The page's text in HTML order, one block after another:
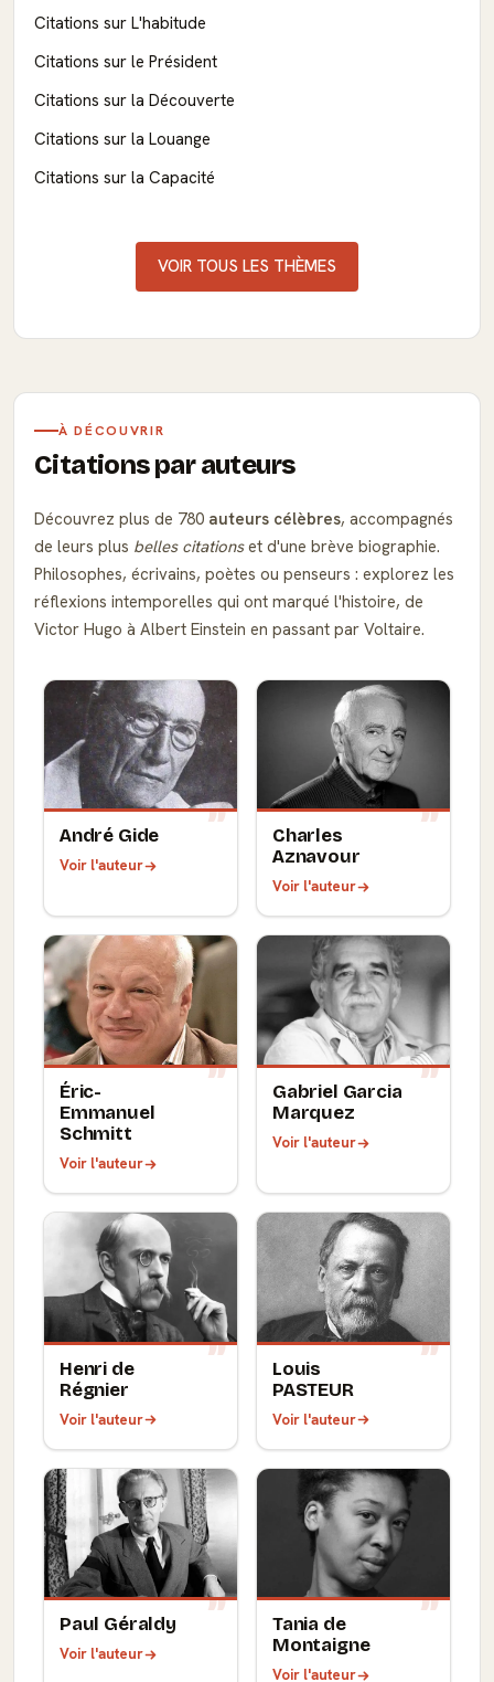
Citations sur L'habitude
Citations sur le Président
Citations sur la Découverte
Citations sur la Louange
Citations sur la Capacité
VOIR TOUS LES THÈMES
À DÉCOUVRIR
Citations par auteurs
Découvrez plus de 780 auteurs célèbres, accompagnés
de leurs plus belles citationset d'une brève biographie.
Philosophes, écrivains, poètes ou penseurs : explorez les
réflexions intemporelles qui ont marqué l'histoire, de
Victor Hugo à Albert Einstein en passant par Voltaire.
André Gide
Voir l'auteur
Charles
Aznavour
Voir l'auteur
Éric-
Emmanuel
Schmitt
Voir l'auteur
Gabriel Garcia
Marquez
Voir l'auteur
Henri de
Régnier
Voir l'auteur
Louis
PASTEUR
Voir l'auteur
Paul Géraldy
Voir l'auteur
Tania de
Montaigne
Voir l'auteur